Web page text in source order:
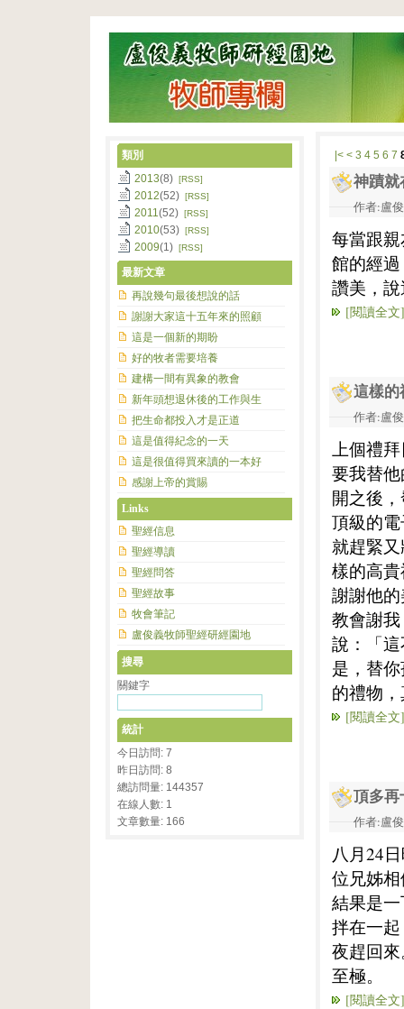
|< < 3 4 5 6 7
神蹟就
作者:盧
每當跟
館的經
讚美，
[閱讀全文]
這樣的
作者:盧
上個禮
要我替
開之後
頂級的
就趕緊
樣的高
謝謝他
教會謝
說：「
是，替
的禮物
[閱讀全文]
頂多再
作者:盧
八月24
位兄姊
結果是
拌在一
夜趕回
至極。
[閱讀全文]
類別
2013(8) [RSS]
2012(52) [RSS]
2011(52) [RSS]
2010(53) [RSS]
2009(1) [RSS]
最新文章
再說幾句最後想說的話
謝謝大家這十五年來的照顧
這是一個新的期盼
好的牧者需要培養
建構一間有異象的教會
新年頭想退休後的工作與生
把生命都投入才是正道
這是值得紀念的一天
這是很值得買來讀的一本好
感謝上帝的賞賜
Links
聖經信息
聖經導讀
聖經問答
聖經故事
牧會筆記
盧俊義牧師聖經研經園地
搜尋
關鍵字
統計
今日訪問: 7
昨日訪問: 8
總訪問量: 144357
在線人數: 1
文章數量: 166